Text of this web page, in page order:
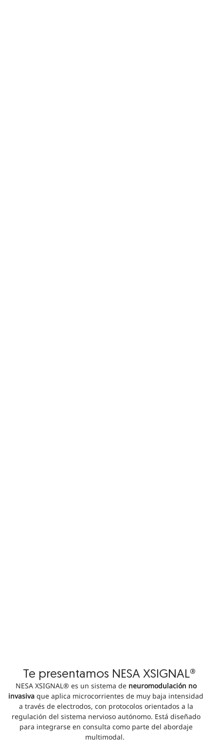
Te presentamos NESA XSIGNAL®
NESA XSIGNAL® es un sistema de neuromodulación no
invasiva que aplica microcorrientes de muy baja intensidad
a través de electrodos, con protocolos orientados a la
regulación del sistema nervioso autónomo. Está diseñado
para integrarse en consulta como parte del abordaje
multimodal.